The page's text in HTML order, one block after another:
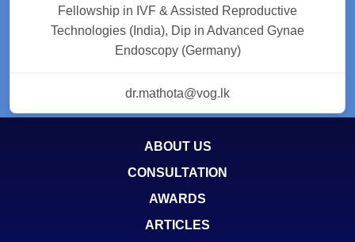
Fellowship in IVF & Assisted Reproductive
Technologies (India), Dip in Advanced Gynae
Endoscopy (Germany)
dr.mathota@vog.lk
ABOUT US
CONSULTATION
AWARDS
ARTICLES